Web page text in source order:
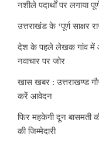
नशीले पदार्थों पर लगाया
उत्तराखंड के ‘पूर्ण साक्षर
देश के पहले लेखक गांव में
नवाचार पर जोर
खास खबर : उत्तराखण्ड
करें आवेदन
फिर महकेगी दून बासमती
की जिम्मेदारी